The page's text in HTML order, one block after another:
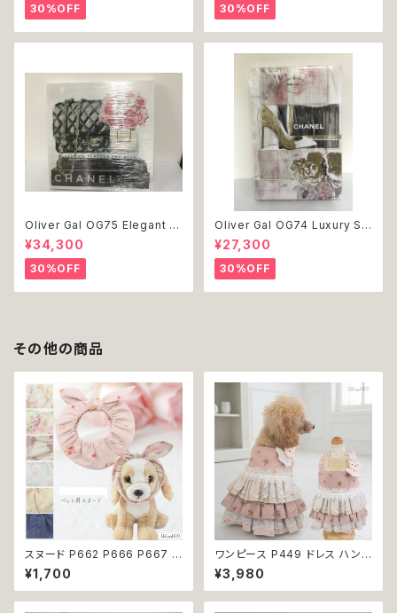
ッグウェア おしゃれ かわいい 返
品交換不可
30%OFF
dog ドッグウェア おしゃれ かわ
いい 返品交換不可
30%OFF
Oliver Gal OG75 Elegant E
ssentials Paris 絵 アート イ
ンテリア お祝い 贈り物 プレゼ
ント 結婚 新築 開店 周年 バー
スデイ 誕生日 ご褒美
¥34,300
30%OFF
Oliver Gal OG74 Luxury St
acked Shoes Rose Giftbo
x 絵 アート インテリア お祝い
贈り物 プレゼント 結婚 新築 開
店 周年 バースデイ 誕生日 ご褒
美
¥27,300
30%OFF
その他の商品
スヌード P662 P666 P667 P
670 P673 P674 P765 カチ
ューシャ 花柄 小花柄 バラ 薔薇
無地 濡れ防止 汚れ防止 ドッグ
¥1,700
ワンピース P449 ドレス ハンド
メイド コットン うさぎ ラビット
花 小花 ピンク ドックウェア 犬
用 服 犬服 猫服 犬の服 猫の服
¥3,980